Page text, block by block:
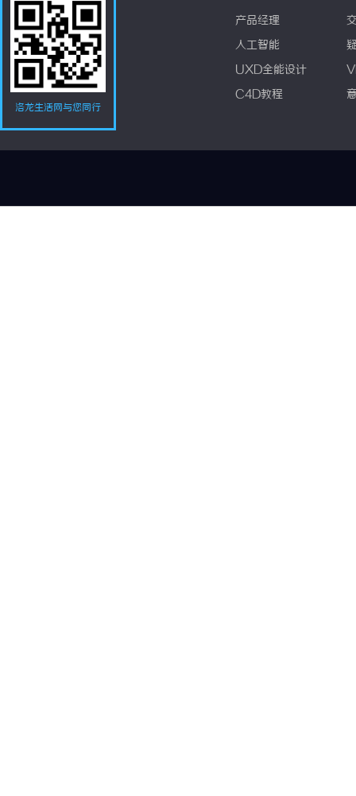
洛龙生活网与您同行
产品经理
人工智能
UXD全能设计
C4D教程